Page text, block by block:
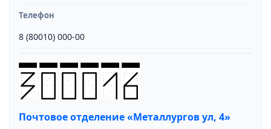
Телефон
8 (80010) 000-00
Почтовое отделение «Металлургов ул, 4»